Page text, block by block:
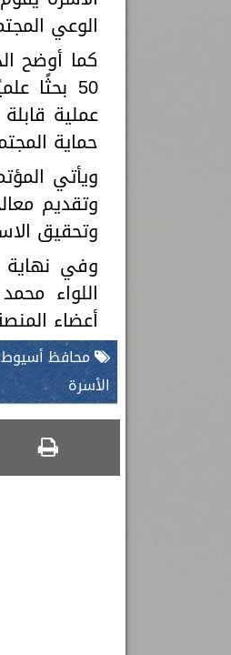
الوعي
كما أوضح
50
عملية
حماية
ويأتي
وتقديم
وتحقيق
وفي نهاية
اللواء
أعضاء
محافظ أسيوط
الأسرة